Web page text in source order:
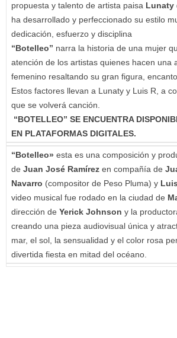
propuesta y talento de artista paisa Lunaty
ha desarrollado y perfeccionado su estilo
dedicación, esfuerzo y disciplina
“Botelleo” narra la historia de una mujer
atención de los artistas quienes hacen una
femenino resaltando su gran figura,
Estos factores llevan a Lunaty y Luis R, a
que se volverá canción.
“BOTELLEO” SE ENCUENTRA
EN PLATAFORMAS DIGITALES.
“Botelleo» esta es una composición y
de Juan José Ramírez en compañía de
Navarro (compositor de Peso Pluma) y
video musical fue rodado en la ciudad de
dirección de Yerick Johnson y la
creando una pieza audiovisual única y
mar, el sol, la sensualidad y el color rosa
divertida fiesta en mitad del océano.